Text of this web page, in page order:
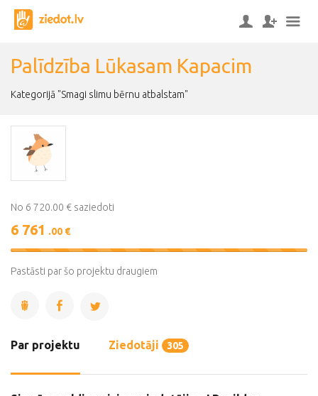
Palīdzība Lūkasam Kapacim
Kategorijā "Smagi slimu bērnu atbalstam"
No 6 720.00 € saziedoti
6 761 .00 €
101%
Pastāsti par šo projektu draugiem
Par projektu Ziedotāji 305